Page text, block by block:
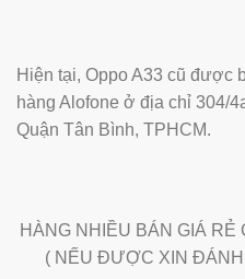
Hiện tại, Oppo A33 cũ được
hàng Alofone ở địa chỉ 304/
Quận Tân Bình, TPHCM.
HÀNG NHIỀU BÁN GIÁ
( NẾU ĐƯỢC XIN ĐÁNH